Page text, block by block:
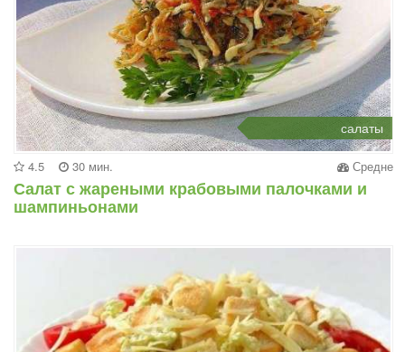
салаты
4.5 30 мин. Средне
Салат с жареными крабовыми палочками и
шампиньонами